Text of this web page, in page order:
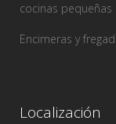
cocinas pequeñas
Encimeras y
Localización